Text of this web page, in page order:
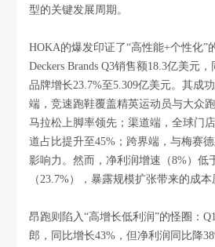
型的关键发展周期。
HOKA的爆发印证了“高性能+个性化”
Deckers Brands Q3销售额18.3亿美元
品牌增长23.7%至5.309亿美元。其成
端，竞速跑鞋覆盖精英运动员与大众
马拉松上脚率领先；渠道端，全球门
道占比提升至45%；跨界端，与梅赛
影响力。然而，净利润增速（8%）低
（23.7%），暴露规模扩张带来的成本
昂跑则陷入“高增长低利润”的怪圈：
郎，同比增长43%，但净利润同比降